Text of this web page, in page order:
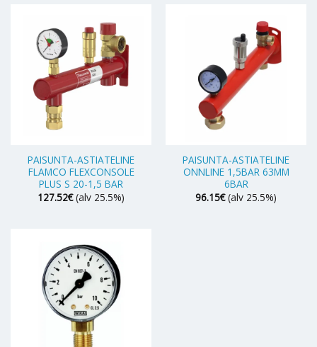
PAISUNTA-ASTIATELINE
FLAMCO FLEXCONSOLE
PLUS S 20-1,5 BAR
127.52€ (alv 25.5%)
PAISUNTA-ASTIATELINE
ONNLINE 1,5BAR 63MM
6BAR
96.15€ (alv 25.5%)